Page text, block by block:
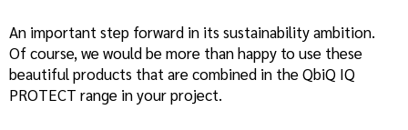
An important step forward in its sustainability ambition.
Of course, we would be more than happy to use these
beautiful products that are combined in the QbiQ IQ
PROTECT range in your project.